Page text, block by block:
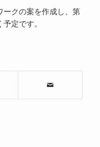
ークの案を作成し、第
定です。